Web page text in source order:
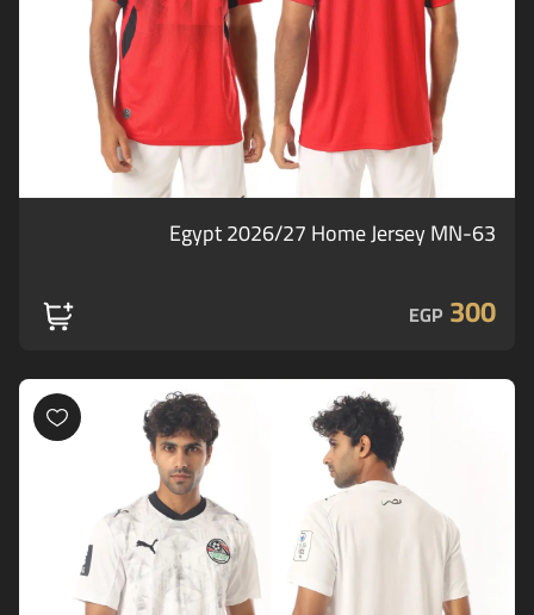
Egypt 2026/27 Home Jersey MN-63
300
EGP